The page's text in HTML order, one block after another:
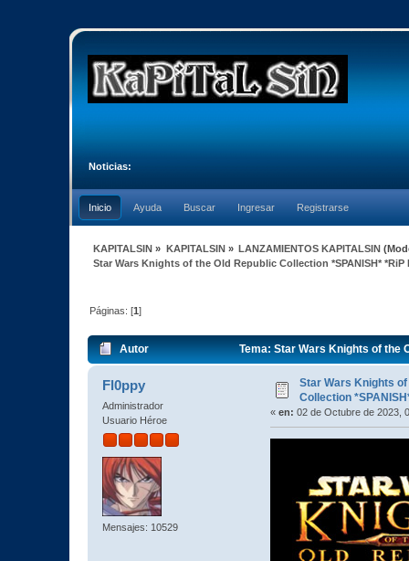
Noticias:
Inicio Ayuda Buscar Ingresar Registrarse
KAPITALSIN » KAPITALSIN» LANZAMIENTOS KAPITALSIN
Star Wars Knights of the Old Republic Collection *SPANISH* *RiP
Páginas: [1]
Autor Tema: Star Wars Knights of the
veces)
Fl0ppy
Administrador
Usuario Héroe
Mensajes: 10529
Star Wars Knights
Collection
« en: 02 de Octubre de 2023,